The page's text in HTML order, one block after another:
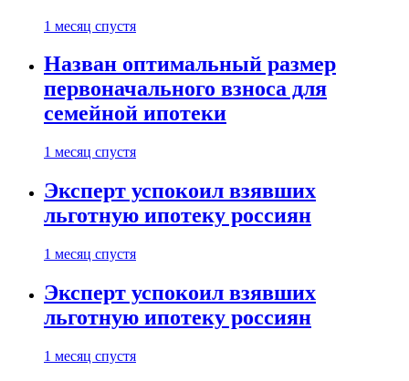
1 месяц спустя
Назван оптимальный размер
первоначального взноса для
семейной ипотеки
1 месяц спустя
Эксперт успокоил взявших
льготную ипотеку россиян
1 месяц спустя
Эксперт успокоил взявших
льготную ипотеку россиян
1 месяц спустя